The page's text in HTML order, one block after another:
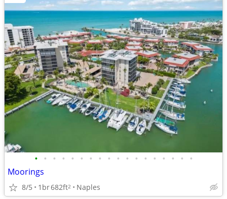
• • • • • • • • • • • • • • • • • •
Moorings
8/5 1br682ft2 Naples